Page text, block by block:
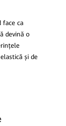
face ca
devină o
și de